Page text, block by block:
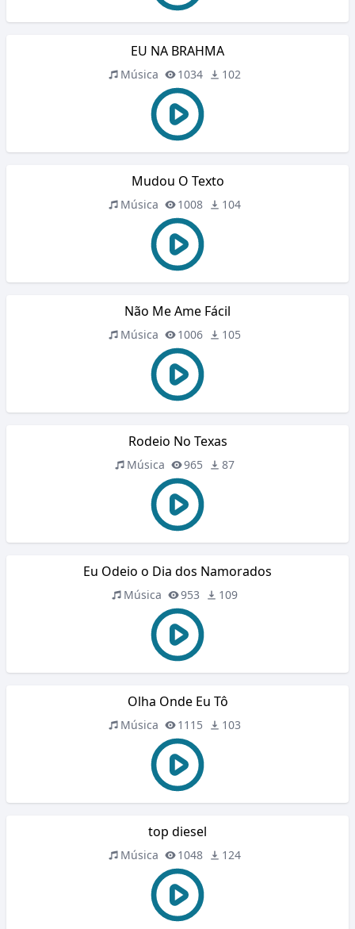
EU NA BRAHMA
Música 1034 102
Mudou O Texto
Música 1008 104
Não Me Ame Fácil
Música 1006 105
Rodeio No Texas
Música 965 87
Eu Odeio o Dia dos Namorados
Música 953 109
Olha Onde Eu Tô
Música 1115 103
top diesel
Música 1048 124